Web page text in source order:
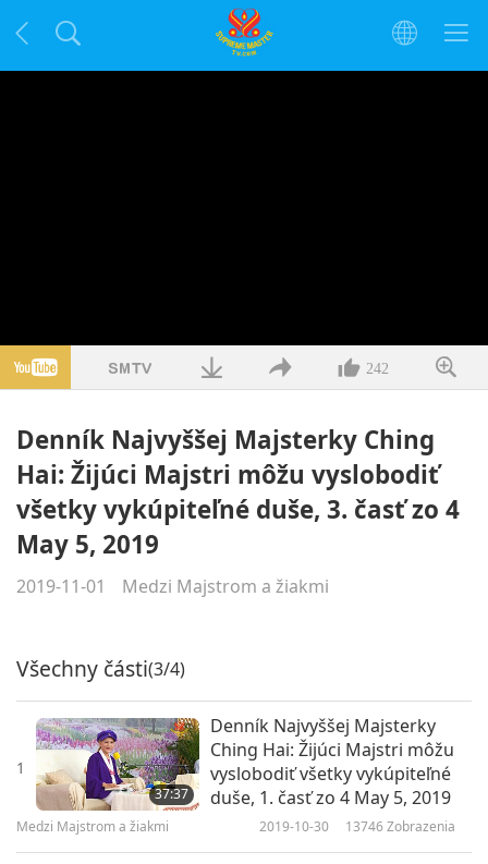
242
Denník Najvyššej Majsterky Ching
Hai: Žijúci Majstri môžu vyslobodiť
všetky vykúpiteľné duše, 3. časť zo 4
May 5, 2019
2019-11-01 Medzi Majstrom a žiakmi
Všechny části(3/4)
1
37:37
Denník Najvyššej Majsterky
Ching Hai: Žijúci Majstri môžu
vyslobodiť všetky vykúpiteľné
duše, 1. časť zo 4 May 5, 2019
Medzi Majstrom a žiakmi 2019-10-30 13746Zobrazenia